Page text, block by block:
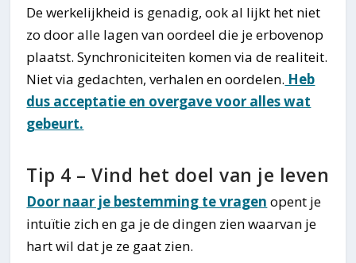
De werkelijkheid is genadig, ook al lijkt het niet
zo door alle lagen van oordeel die je erbovenop
plaatst. Synchroniciteiten komen via de realiteit.
Niet via gedachten, verhalen en oordelen. Heb
dus acceptatie en overgave voor alles wat
gebeurt.
Tip 4 – Vind het doel van je leven
Door naar je bestemming te vragen opent je
intuïtie zich en ga je de dingen zien waarvan je
hart wil dat je ze gaat zien.